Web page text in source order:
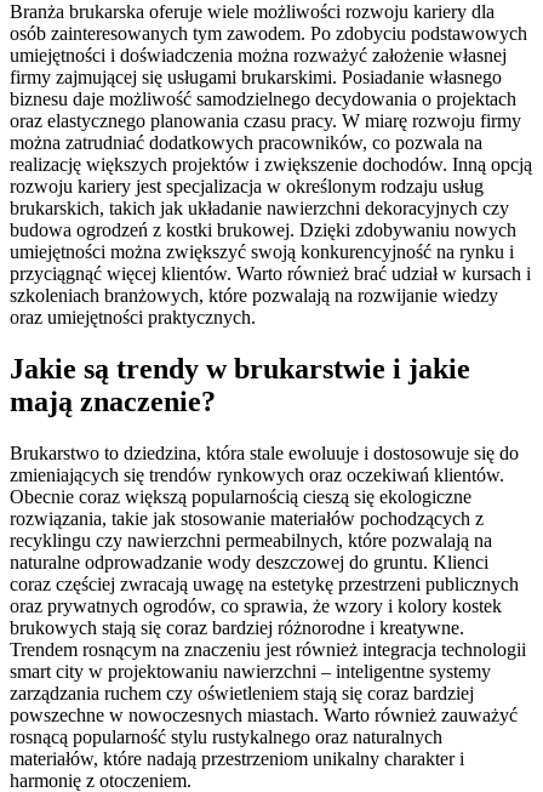
Branża brukarska oferuje wiele możliwości rozwoju kariery dla
osób zainteresowanych tym zawodem. Po zdobyciu podstawowych
umiejętności i doświadczenia można rozważyć założenie własnej
firmy zajmującej się usługami brukarskimi. Posiadanie własnego
biznesu daje możliwość samodzielnego decydowania o projektach
oraz elastycznego planowania czasu pracy. W miarę rozwoju firmy
można zatrudniać dodatkowych pracowników, co pozwala na
realizację większych projektów i zwiększenie dochodów. Inną opcją
rozwoju kariery jest specjalizacja w określonym rodzaju usług
brukarskich, takich jak układanie nawierzchni dekoracyjnych czy
budowa ogrodzeń z kostki brukowej. Dzięki zdobywaniu nowych
umiejętności można zwiększyć swoją konkurencyjność na rynku i
przyciągnąć więcej klientów. Warto również brać udział w kursach i
szkoleniach branżowych, które pozwalają na rozwijanie wiedzy
oraz umiejętności praktycznych.
Jakie są trendy w brukarstwie i jakie
mają znaczenie?
Brukarstwo to dziedzina, która stale ewoluuje i dostosowuje się do
zmieniających się trendów rynkowych oraz oczekiwań klientów.
Obecnie coraz większą popularnością cieszą się ekologiczne
rozwiązania, takie jak stosowanie materiałów pochodzących z
recyklingu czy nawierzchni permeabilnych, które pozwalają na
naturalne odprowadzanie wody deszczowej do gruntu. Klienci
coraz częściej zwracają uwagę na estetykę przestrzeni publicznych
oraz prywatnych ogrodów, co sprawia, że wzory i kolory kostek
brukowych stają się coraz bardziej różnorodne i kreatywne.
Trendem rosnącym na znaczeniu jest również integracja technologii
smart city w projektowaniu nawierzchni – inteligentne systemy
zarządzania ruchem czy oświetleniem stają się coraz bardziej
powszechne w nowoczesnych miastach. Warto również zauważyć
rosnącą popularność stylu rustykalnego oraz naturalnych
materiałów, które nadają przestrzeniom unikalny charakter i
harmonię z otoczeniem.